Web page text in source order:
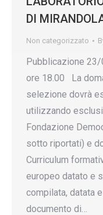
DI
Non categorizzato
Pubblicazione
ore 18.00 La
selezione dovrà
utilizzando
Fondazione
sotto riportati) e
Curriculum
europeo datato e
compilata, datata
documento di…